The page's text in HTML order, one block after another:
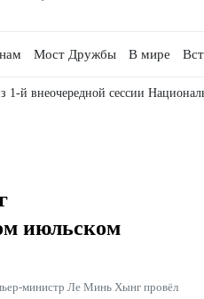
Мост Дружбы В мире
ЦК КПВ, Президент Вьетнама
июльском
министр Ле Минь Хынг провёл